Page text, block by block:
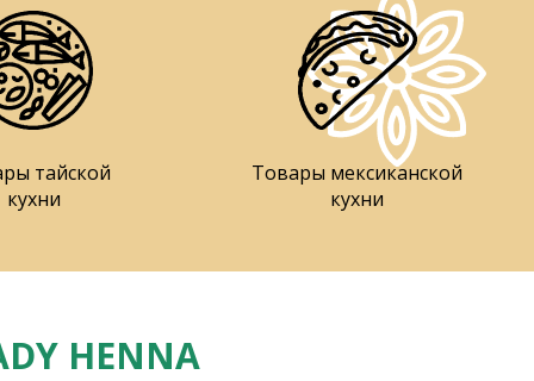
тайской
кухни
Товары мексиканской
кухни
HENNA